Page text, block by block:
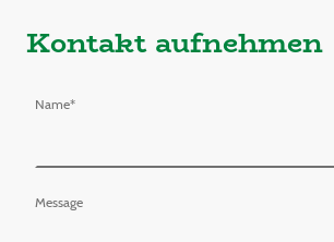
Kontakt aufnehmen
Name*
Message